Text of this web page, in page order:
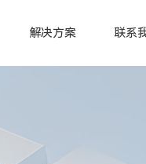
解决方案 联系